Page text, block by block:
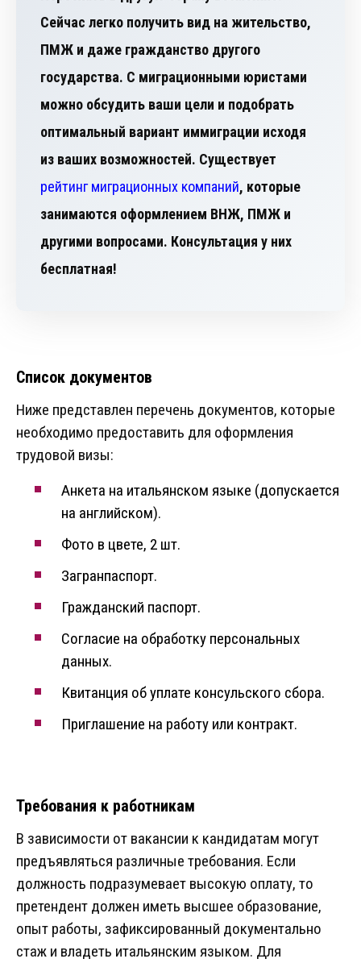
Сейчас легко получить вид на жительство,
ПМЖ и даже гражданство другого
государства. С миграционными юристами
можно обсудить ваши цели и подобрать
оптимальный вариант иммиграции исходя
из ваших возможностей. Существует
рейтинг миграционных компаний, которые
занимаются оформлением ВНЖ, ПМЖ и
другими вопросами. Консультация у них
бесплатная!
Список документов
Ниже представлен перечень документов, которые
необходимо предоставить для оформления
трудовой визы:
Анкета на итальянском языке (допускается
на английском).
Фото в цвете, 2 шт.
Загранпаспорт.
Гражданский паспорт.
Согласие на обработку персональных
данных.
Квитанция об уплате консульского сбора.
Приглашение на работу или контракт.
Требования к работникам
В зависимости от вакансии к кандидатам могут
предъявляться различные требования. Если
должность подразумевает высокую оплату, то
претендент должен иметь высшее образование,
опыт работы, зафиксированный документально
стаж и владеть итальянским языком. Для